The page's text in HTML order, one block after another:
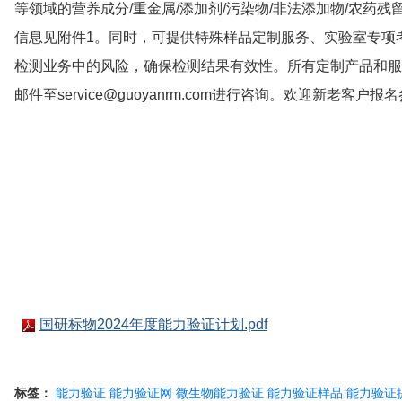
等领域的营养成分/重金属/添加剂/污染物/非法添加物/农药
信息见附件1。同时，可提供特殊样品定制服务、实验室专
检测业务中的风险，确保检测结果有效性。所有定制产品和
邮件至service@guoyanrm.com进行咨询。欢迎新老客户报
国研标物2024年度能力验证计划.pdf
标签： 能力验证 能力验证网 微生物能力验证 能力验证样品 能力验证